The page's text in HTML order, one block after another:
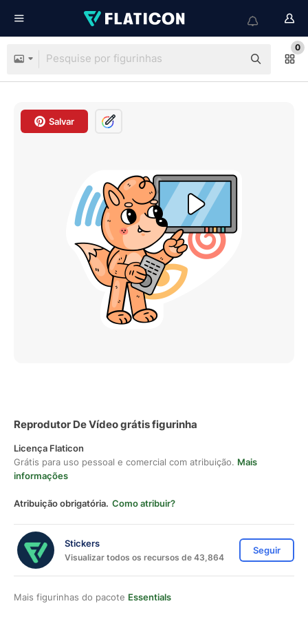
0
Salvar
Reprodutor De Vídeo grátis figurinha
Licença Flaticon
Grátis para uso pessoal e comercial com atribuição. Mais
informações
Atribuição obrigatória. Como atribuir?
Stickers
Visualizar todos os recursos de 43,864
Seguir
Mais figurinhas do pacote Essentials